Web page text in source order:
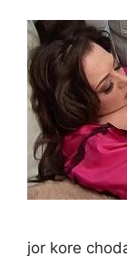
jor kore choda